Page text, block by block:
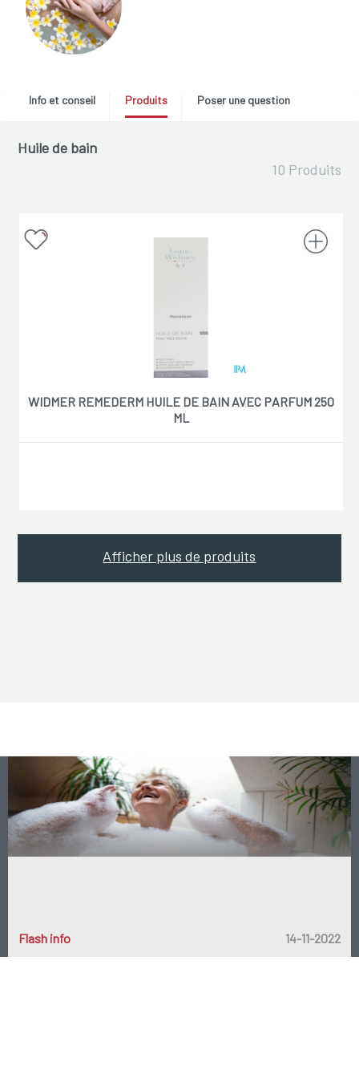
Info et conseil Produits Poser une question
Huile de bain
10 Produits
WIDMER REMEDERM HUILE DE BAIN AVEC PARFUM 250
ML
Afficher plus de produits
Flash info 14-11-2022